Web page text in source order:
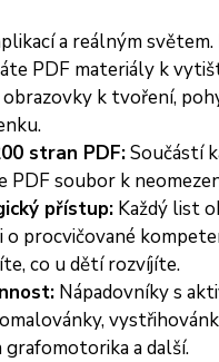
a reálným světem.
PDF materiály k
k tvoření,
stran PDF:Součástí
PDF soubor k
přístup: Každý list
o procvičované
co u dětí rozvíjíte.
Nápadovníky s
grafomotorika a další.